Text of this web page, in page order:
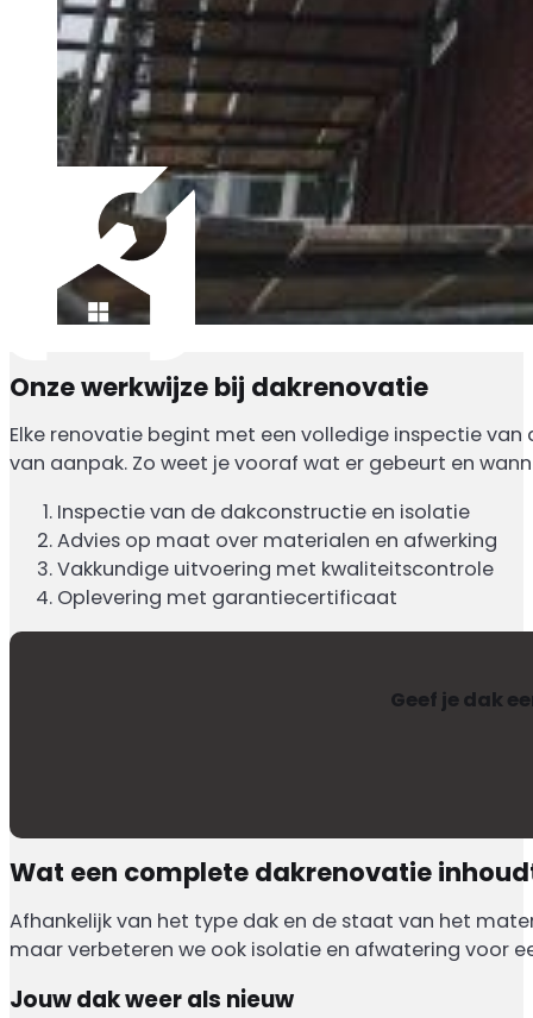
Onze werkwijze bij dakrenovatie
Elke renovatie begint met een volledige inspectie
van aanpak. Zo weet je vooraf wat er gebeurt en
Inspectie van de dakconstructie en isolatie
Advies op maat over materialen en afwerking
Vakkundige uitvoering met kwaliteitscontrole
Oplevering met garantiecertificaat
Geef je dak
Wat een complete dakrenovatie
Afhankelijk van het type dak en de staat van het
maar verbeteren we ook isolatie en afwatering voor
Jouw dak weer als nieuw